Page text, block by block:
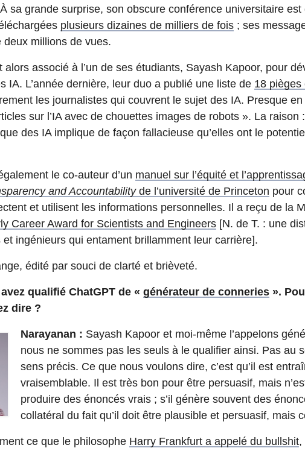
sa grande surprise, son obscure conférence universitaire
plusieurs dizaines de milliers de fois; ses
deux millions de vues.
alors associé à l’un de ses étudiants, Sayash Kapoor, pour
IA. L’année dernière, leur duo a publié une liste de 18 pièges
les journalistes qui couvrent le sujet des IA. Presque
sur l’IA avec de chouettes images de robots ». La raison
des IA implique de façon fallacieuse qu’elles ont le
le co-auteur d’un manuel sur l’équité et
and Accountabilityde l’université de Princeton pour
et utilisent les informations personnelles. Il a reçu de la
Career Award for Scientists and Engineers[N. de T. : une
et ingénieurs qui entament brillamment leur carrière].
édité par souci de clarté et brièveté.
qualifié ChatGPT de« générateur de conneries».
dire ?
Narayanan : Sayash Kapoor et moi-même l’appelons
nous ne sommes pas les seuls à le qualifier ainsi. Pas au
sens précis. Ce que nous voulons dire, c’est qu’il est
vraisemblable. Il est très bon pour être persuasif, mais
produire des énoncés vrais ; s’il génère souvent des
collatéral du fait qu’il doit être plausible et persuasif, mais
ce que le philosophe Harry Frankfurt a appelé du bullshit,